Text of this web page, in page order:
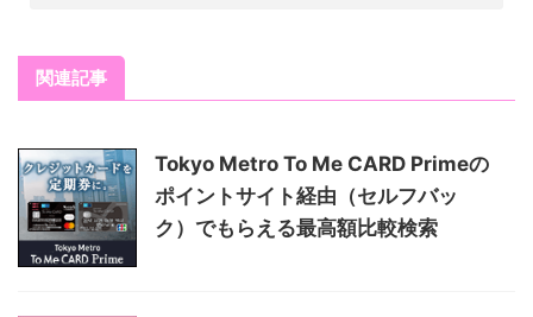
関連記事
Tokyo Metro To Me CARD Primeの
ポイントサイト経由（セルフバッ
ク）でもらえる最高額比較検索